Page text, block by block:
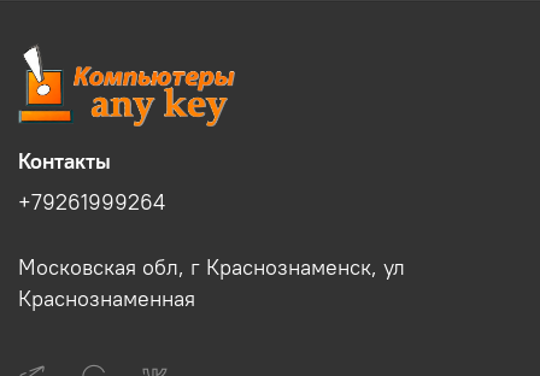
Контакты
+79261999264
Московская обл, г Краснознаменск, ул
Краснознаменная